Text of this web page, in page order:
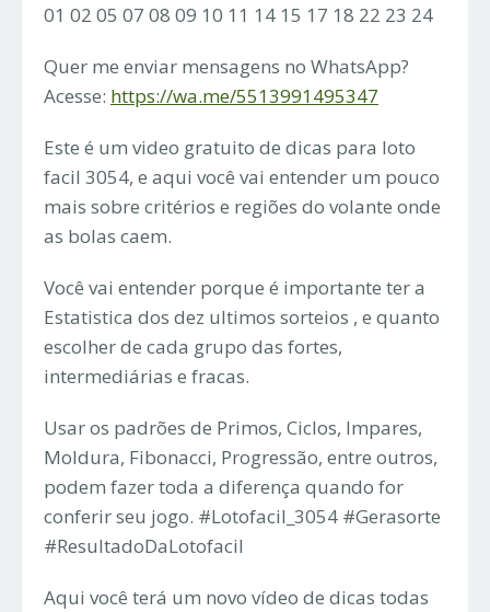
01 02 05 07 08 09 10 11 14 15 17 18 22 23 24
Quer me enviar mensagens no WhatsApp?
Acesse: https://wa.me/5513991495347
Este é um video gratuito de dicas para loto
facil 3054, e aqui você vai entender um pouco
mais sobre critérios e regiões do volante onde
as bolas caem.
Você vai entender porque é importante ter a
Estatistica dos dez ultimos sorteios , e quanto
escolher de cada grupo das fortes,
intermediárias e fracas.
Usar os padrões de Primos, Ciclos, Impares,
Moldura, Fibonacci, Progressão, entre outros,
podem fazer toda a diferença quando for
conferir seu jogo. #Lotofacil_3054 #Gerasorte
#ResultadoDaLotofacil
Aqui você terá um novo vídeo de dicas todas